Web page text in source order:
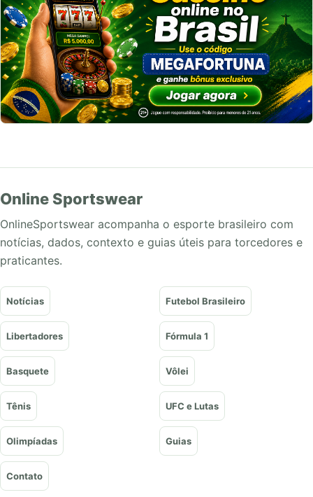
Online Sportswear
OnlineSportswear acompanha o esporte brasileiro com
notícias, dados, contexto e guias úteis para torcedores e
praticantes.
Notícias Futebol Brasileiro
Libertadores Fórmula 1
Basquete Vôlei
Tênis UFC e Lutas
Olimpíadas Guias
Contato